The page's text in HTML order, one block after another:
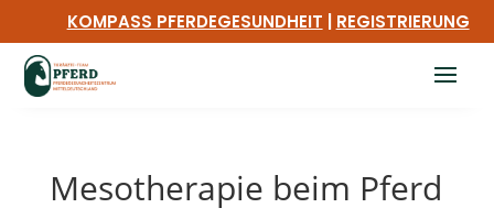
KOMPASS PFERDEGESUNDHEIT REGISTRIERUNG
Mesotherapie beim Pferd